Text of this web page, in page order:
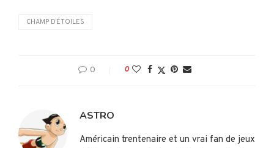
CHAMP D’ÉTOILES
0 0
ASTRO
Américain trentenaire et un vrai fan de jeux